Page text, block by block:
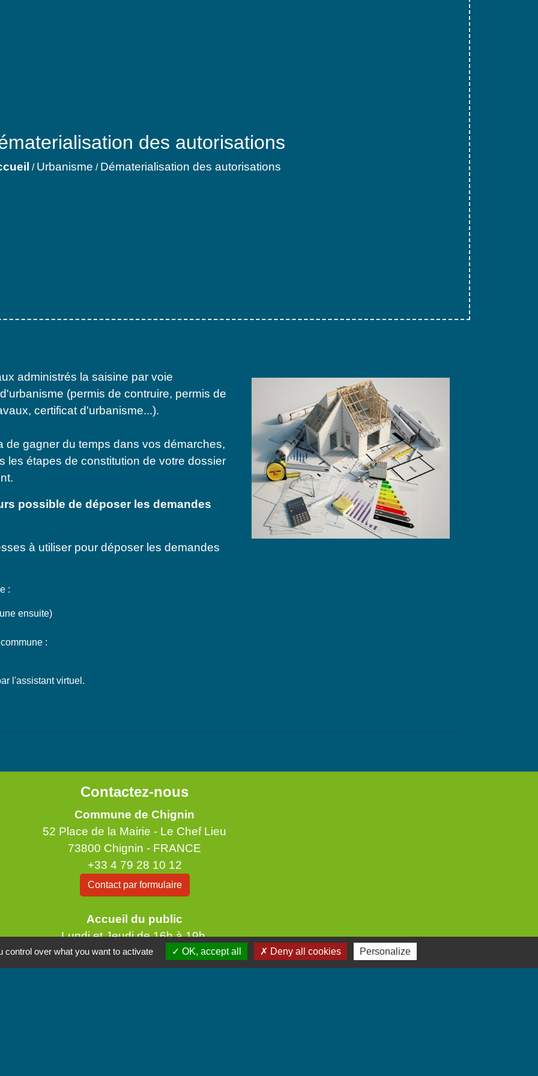
des autorisations
/ Urbanisme / Dématerialisation des autorisations
administrés la saisine par voie
(permis de contruire, permis de
certificat d'urbanisme...).
de gagner du temps dans vos démarches,
les étapes de constitution de votre dossier
possible de déposer les demandes
à utiliser pour déposer les demandes
:
ensuite)
:
l'assistant virtuel.
Contactez-nous
Commune de Chignin
52 Place de la Mairie - Le Chef Lieu
73800 Chignin - FRANCE
+33 4 79 28 10 12
Contact par formulaire
Accueil du public
Lundi et Jeudi de 16h à 19h.
Vendredi de 9h à 12h.
over what you want to activate OK, accept all Deny all cookies Personalize